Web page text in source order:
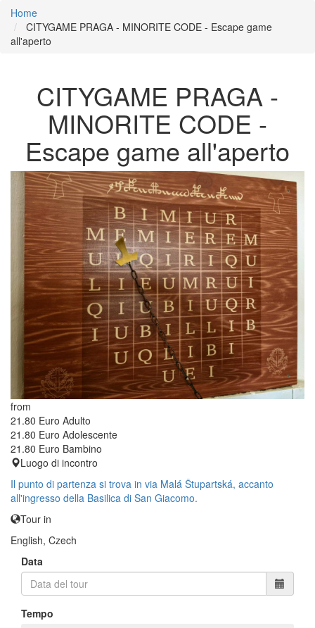
Home
CITYGAME PRAGA - MINORITE CODE - Escape game
all'aperto
CITYGAME PRAGA -
MINORITE CODE -
Escape game all'aperto
from
21.80 Euro Adulto
21.80 Euro Adolescente
21.80 Euro Bambino
Luogo di incontro
Il punto di partenza si trova in via Malá Štupartská, accanto
all'ingresso della Basilica di San Giacomo.
Tour in
English, Czech
Data
Tempo